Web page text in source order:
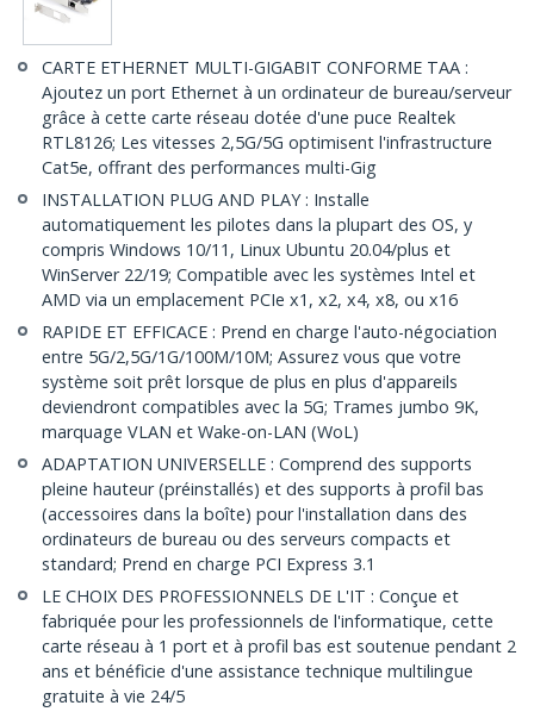
CARTE ETHERNET MULTI-GIGABIT CONFORME TAA :
Ajoutez un port Ethernet à un ordinateur de bureau/serveur
grâce à cette carte réseau dotée d'une puce Realtek
RTL8126; Les vitesses 2,5G/5G optimisent l'infrastructure
Cat5e, offrant des performances multi-Gig
INSTALLATION PLUG AND PLAY : Installe
automatiquement les pilotes dans la plupart des OS, y
compris Windows 10/11, Linux Ubuntu 20.04/plus et
WinServer 22/19; Compatible avec les systèmes Intel et
AMD via un emplacement PCIe x1, x2, x4, x8, ou x16
RAPIDE ET EFFICACE : Prend en charge l'auto-négociation
entre 5G/2,5G/1G/100M/10M; Assurez vous que votre
système soit prêt lorsque de plus en plus d'appareils
deviendront compatibles avec la 5G; Trames jumbo 9K,
marquage VLAN et Wake-on-LAN (WoL)
ADAPTATION UNIVERSELLE : Comprend des supports
pleine hauteur (préinstallés) et des supports à profil bas
(accessoires dans la boîte) pour l'installation dans des
ordinateurs de bureau ou des serveurs compacts et
standard; Prend en charge PCI Express 3.1
LE CHOIX DES PROFESSIONNELS DE L'IT : Conçue et
fabriquée pour les professionnels de l'informatique, cette
carte réseau à 1 port et à profil bas est soutenue pendant 2
ans et bénéficie d'une assistance technique multilingue
gratuite à vie 24/5